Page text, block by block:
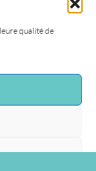
qualité de